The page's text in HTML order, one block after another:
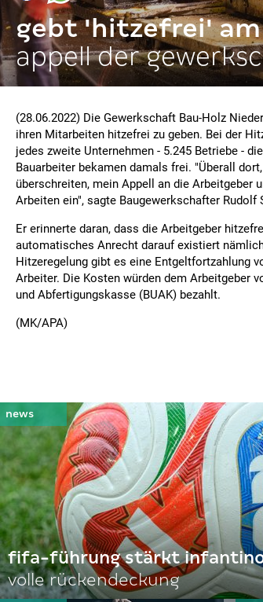
gebt 'hitzefrei' am
appell der
(28.06.2022) Die Gewerkschaft Bau-Holz
ihren Mitarbeiten hitzefrei zu geben. Bei der
jedes zweite Unternehmen - 5.245 Betriebe -
Bauarbeiter bekamen damals frei. "Überall
überschreiten, mein Appell an die Arbeitgeber
Arbeiten ein", sagte Baugewerkschafter Rudolf
Er erinnerte daran, dass die Arbeitgeber
automatisches Anrecht darauf existiert
Hitzeregelung gibt es eine Entgeltfortzahlung
Arbeiter. Die Kosten würden dem Arbeitgeber
und Abfertigungskasse (BUAK) bezahlt.
(MK/APA)
fifa-führung stärkt
volle rückendeckung